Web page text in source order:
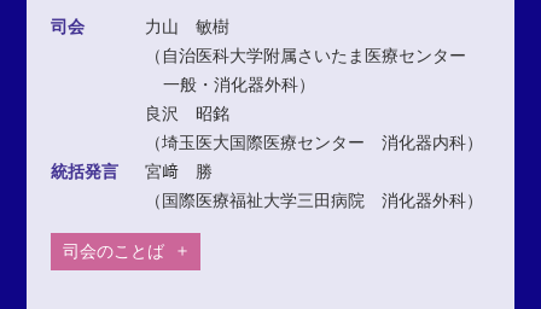
司会
力山 敏樹
（自治医科大学附属さいたま医療センター
一般・消化器外科）
良沢 昭銘
（埼玉医大国際医療センター 消化器内科）
統括発言
宮﨑 勝
（国際医療福祉大学三田病院 消化器外科）
司会のことば